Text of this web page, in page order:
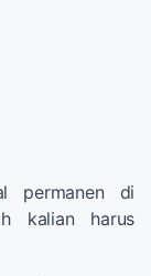
permanen di
kalian harus